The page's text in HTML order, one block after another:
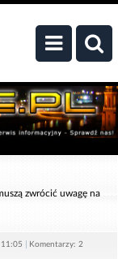
zwrócić uwagę na
Komentarzy: 2